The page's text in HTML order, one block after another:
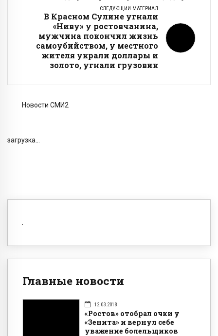
СЛЕДУЮЩИЙ МАТЕРИАЛ
В Красном Сулине угнали
«Ниву» у ростовчанина,
мужчина покончил жизнь
самоубийством, у местного
жителя украли доллары и
золото, угнали грузовик
Новости СМИ2
загрузка...
Главные новости
12.03.2018
«Ростов» отобрал очки у
«Зенита» и вернул себе
уважение болельщиков